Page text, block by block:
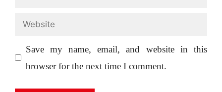
Website
Save my name, email, and website in this
browser for the next time I comment.